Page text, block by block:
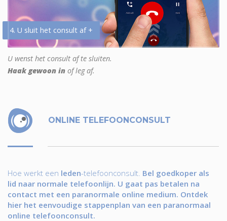
4. U sluit het consult af +
U wenst het consult af te sluiten.
Haak gewoon in of leg af.
ONLINE TELEFOONCONSULT
Hoe werkt een leden-telefoonconsult. Bel goedkoper als
lid naar normale telefoonlijn. U gaat pas betalen na
contact met een paranormale online medium. Ontdek
hier het eenvoudige stappenplan van een paranormaal
online telefoonconsult.